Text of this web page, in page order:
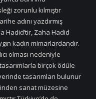
zorunlu kılmıştır
adını yazdırmış
Hadid’tir, Zaha Hadid
kadın mimarlardandır.
olması nedeniyle
tasarımlarla birçok ödüle
tasarımları bulunur
sanat müzesine